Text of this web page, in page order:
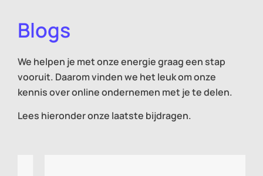
Blogs
We helpen je met onze energie graag een stap
vooruit. Daarom vinden we het leuk om onze
kennis over online ondernemen met je te delen.
Lees hieronder onze laatste bijdragen.